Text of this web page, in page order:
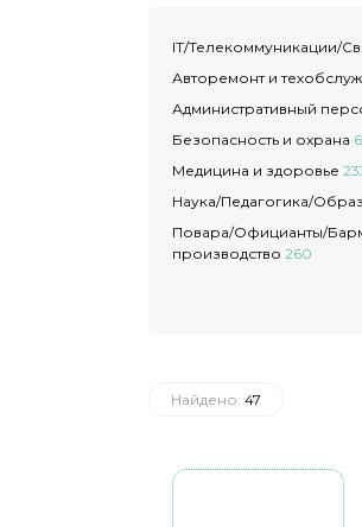
IT/Телекоммуникации/
Авторемонт и
Административный
Безопасность и охрана
Медицина и здоровье
Наука/Педагогика/
Повара/Официанты/
производство 260
Найдено: 47